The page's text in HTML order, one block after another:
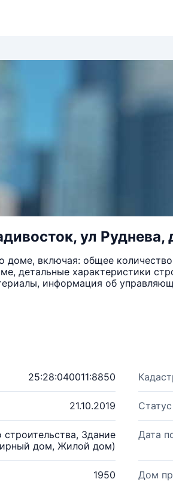
ул Руднева,
включая: общее
детальные характеристики
информация об
25:28:040011:8850
21.10.2019
строительства, Здание
дом, Жилой дом)
Дата
1950 Дом